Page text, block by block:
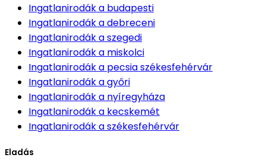
Ingatlanirodáka budapesti
Ingatlanirodáka debreceni
Ingatlanirodáka szegedi
Ingatlanirodáka miskolci
Ingatlanirodáka pecsia székesfehérvár
Ingatlanirodáka győri
Ingatlanirodáka nyíregyháza
Ingatlanirodáka kecskemét
Ingatlanirodáka székesfehérvár
Eladás